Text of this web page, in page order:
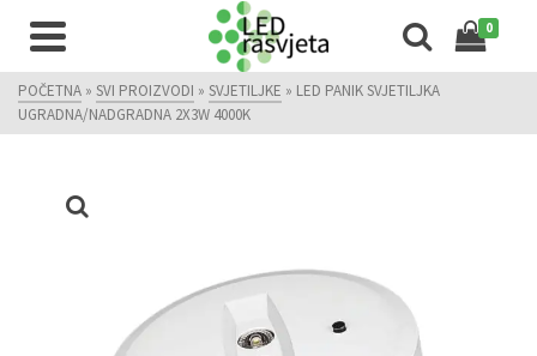
0
POČETNA » SVI PROIZVODI » SVJETILJKE » LED PANIK SVJETILJKA
UGRADNA/NADGRADNA 2X3W 4000K